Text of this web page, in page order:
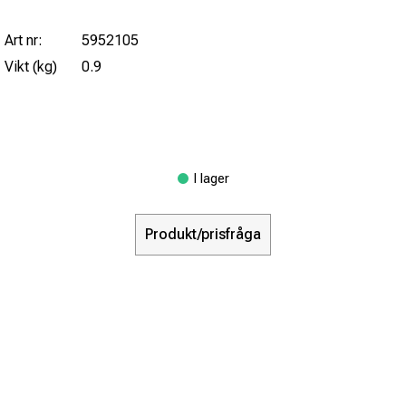
Art nr:
5952105
Vikt (kg)
0.9
I lager
Produkt/prisfråga